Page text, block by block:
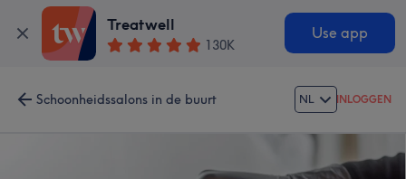
Treatwell
130K
Use app
Schoonheidssalons in de buurt NL INLOGGEN